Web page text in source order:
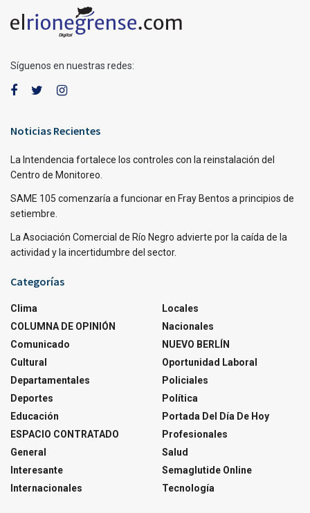
Síguenos en nuestras redes:
Noticias Recientes
La Intendencia fortalece los controles con la reinstalación del
Centro de Monitoreo.
SAME 105 comenzaría a funcionar en Fray Bentos a principios de
setiembre.
La Asociación Comercial de Río Negro advierte por la caída de la
actividad y la incertidumbre del sector.
Categorías
Clima
COLUMNA DE OPINIÓN
Comunicado
Cultural
Departamentales
Deportes
Educación
ESPACIO CONTRATADO
General
Interesante
Internacionales
Locales
Nacionales
NUEVO BERLÍN
Oportunidad Laboral
Policiales
Política
Portada Del Día De Hoy
Profesionales
Salud
Semaglutide Online
Tecnología